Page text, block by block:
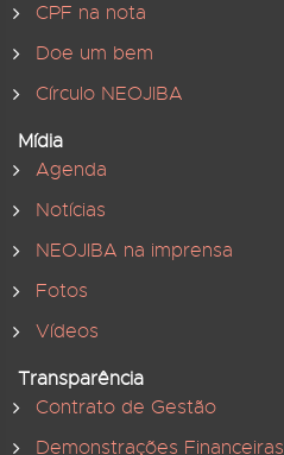
CPF na nota
Doe um bem
Círculo NEOJIBA
Mídia
Agenda
Notícias
NEOJIBA na imprensa
Fotos
Vídeos
Transparência
Contrato de Gestão
Demonstrações Financeiras